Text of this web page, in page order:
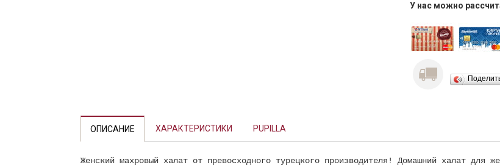
У нас можно
ОПИСАНИЕ ХАРАКТЕРИСТИКИ PUPILLA
Женский махровый халат от превосходного турецкого производителя! Домашний халат для